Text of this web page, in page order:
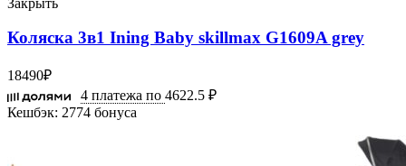
Коляска 3в1 Ining Baby skillmax G1609A grey
18490₽
4 платежа по 4622.5 ₽
Кешбэк: 2774 бонуса